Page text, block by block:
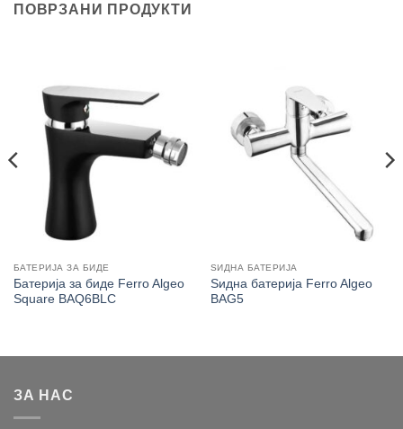
ПОВРЗАНИ ПРОДУКТИ
БАТЕРИЈА ЗА БИДЕ
Батерија за биде Ferro Algeo
Square BAQ6BLC
ЅИДНА БАТЕРИЈА
Ѕидна батерија Ferro Algeo
BAG5
ЗА НАС